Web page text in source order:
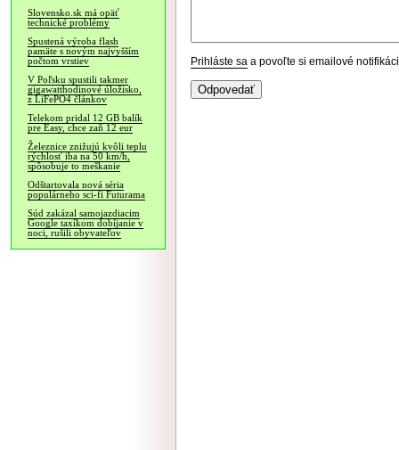
Slovensko.sk má opäť
technické problémy
Spustená výroba flash
pamäte s novým najvyšším
počtom vrstiev
V Poľsku spustili takmer
gigawatthodinové úložisko,
z LiFePO4 článkov
Telekom pridal 12 GB balík
pre Easy, chce zaň 12 eur
Železnice znižujú kvôli teplu
rýchlosť iba na 50 km/h,
spôsobuje to meškanie
Odštartovala nová séria
populárneho sci-fi Futurama
Súd zakázal samojazdiacim
Google taxíkom dobíjanie v
noci, rušili obyvateľov
Prihláste sa a povoľte si emailové